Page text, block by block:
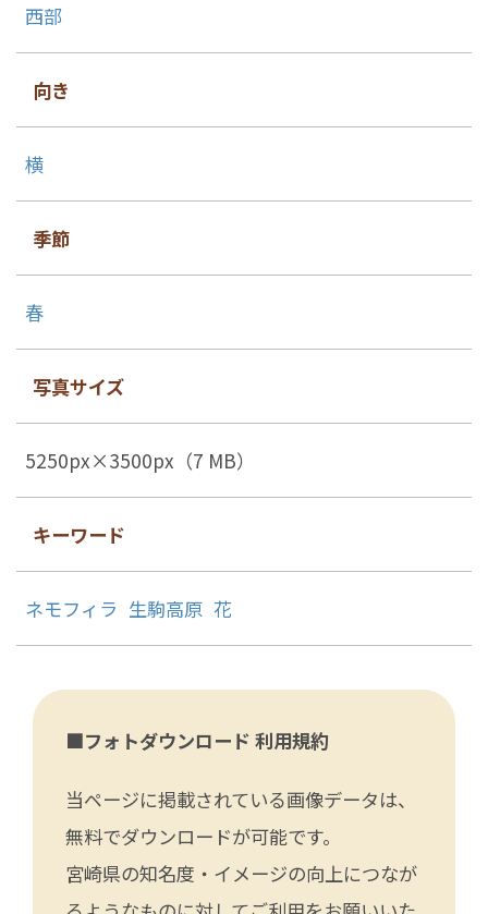
西部
向き
横
季節
春
写真サイズ
5250px×3500px（7 MB）
キーワード
ネモフィラ 生駒高原 花
■フォトダウンロード 利用規約
当ページに掲載されている画像データは、
無料でダウンロードが可能です。
宮崎県の知名度・イメージの向上につなが